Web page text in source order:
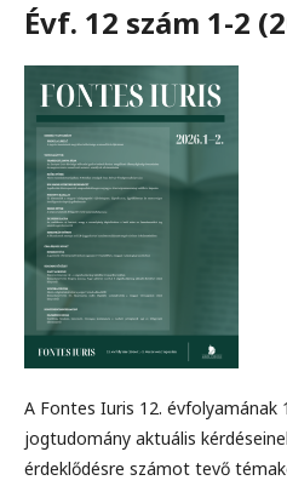
Évf. 12 szám 1-2
A Fontes Iuris 12. évfolyamának
jogtudomány aktuális
érdeklődésre számot tevő